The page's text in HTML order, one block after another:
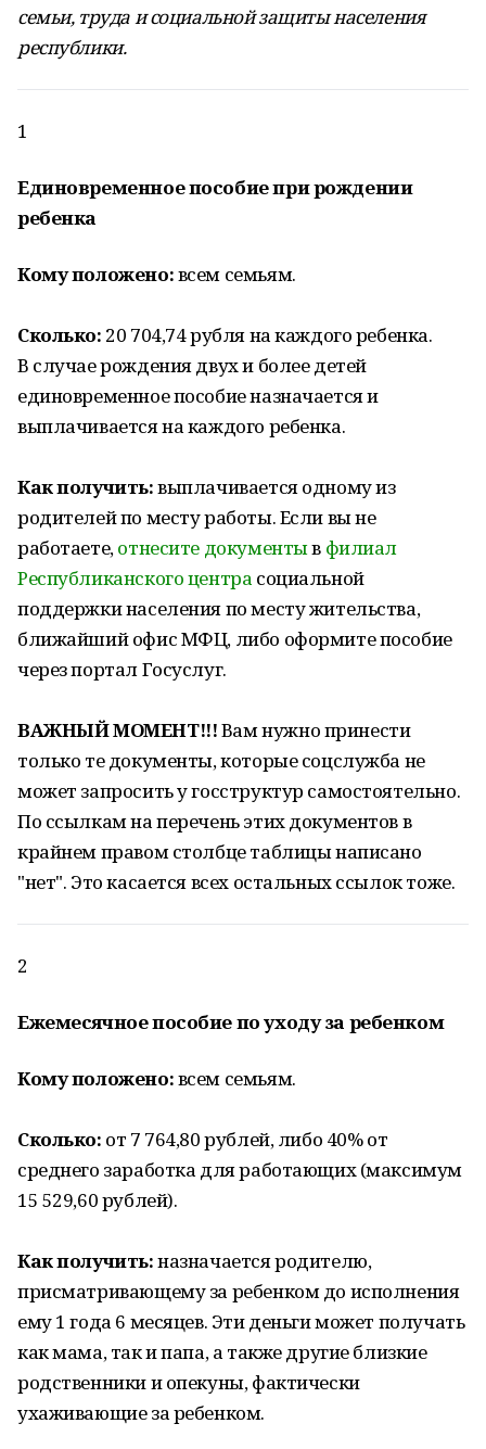
семьи, труда и социальной защиты населения
республики.
1
Единовременное пособие при рождении
ребенка
Кому положено:всем семьям.
Сколько: 20 704,74 рубля на каждого ребенка.
В случае рождения двух и более детей
единовременное пособие назначается и
выплачивается на каждого ребенка.
Как получить:выплачивается одному из
родителей по месту работы. Если вы не
работаете,отнесите документыв филиал
Республиканского центра социальной
поддержки населения по месту жительства,
ближайший офис МФЦ, либо оформите пособие
через портал Госуслуг.
ВАЖНЫЙ МОМЕНТ!!!Вам нужно принести
только те документы, которые соцслужба не
может запросить у госструктур самостоятельно.
По ссылкам на перечень этих документов в
крайнем правом столбце таблицы написано
"нет". Это касается всех остальных ссылок тоже.
2
Ежемесячное пособие по уходу за ребенком
Кому положено:всем семьям.
Сколько: от 7 764,80 рублей, либо 40% от
среднего заработка для работающих (максимум
15 529,60 рублей).
Как получить:назначается родителю,
присматривающему за ребенком до исполнения
ему 1 года 6 месяцев. Эти деньги может получать
как мама, так и папа, а также другие близкие
родственники и опекуны, фактически
ухаживающие за ребенком.